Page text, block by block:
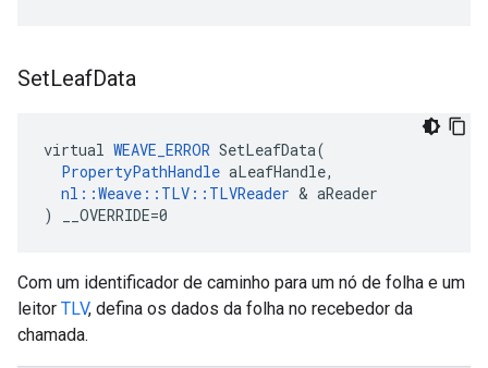
SetLeafData
virtual WEAVE_ERROR SetLeafData(
PropertyPathHandle aLeafHandle,
nl::Weave::TLV::TLVReader & aReader
) __OVERRIDE=0
Com um identificador de caminho para um nó de folha e um
leitor TLV, defina os dados da folha no recebedor da
chamada.